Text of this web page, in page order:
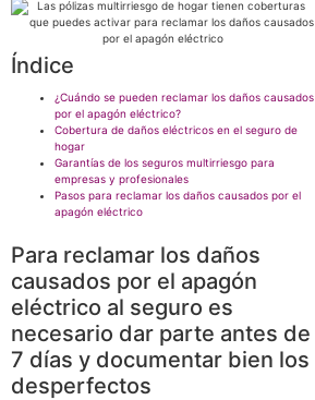
Índice
¿Cuándo se pueden reclamar los daños causados
por el apagón eléctrico?
Cobertura de daños eléctricos en el seguro de
hogar
Garantías de los seguros multirriesgo para
empresas y profesionales
Pasos para reclamar los daños causados por el
apagón eléctrico
Para reclamar los daños
causados por el apagón
eléctrico al seguro es
necesario dar parte antes de
7 días y documentar bien los
desperfectos